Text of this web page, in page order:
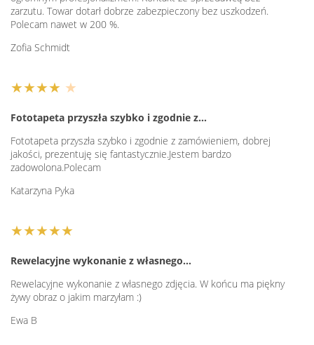
zarzutu. Towar dotarł dobrze zabezpieczony bez uszkodzeń.
Polecam nawet w 200 %.
Zofia Schmidt
★★★★ ★
Fototapeta przyszła szybko i zgodnie z…
Fototapeta przyszła szybko i zgodnie z zamówieniem, dobrej
jakości, prezentuję się fantastycznie.Jestem bardzo
zadowolona.Polecam
Katarzyna Pyka
★★★★★
Rewelacyjne wykonanie z własnego…
Rewelacyjne wykonanie z własnego zdjęcia. W końcu ma piękny
żywy obraz o jakim marzyłam :)
Ewa B